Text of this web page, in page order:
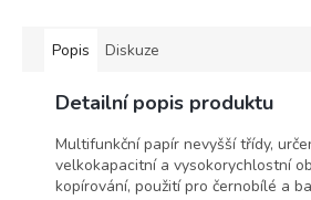
Popis Diskuze
Detailní popis produktu
Multifunkční papír nevyšší třídy,
velkokapacitní a vysokorychlostní
kopírování, použití pro černobílé a